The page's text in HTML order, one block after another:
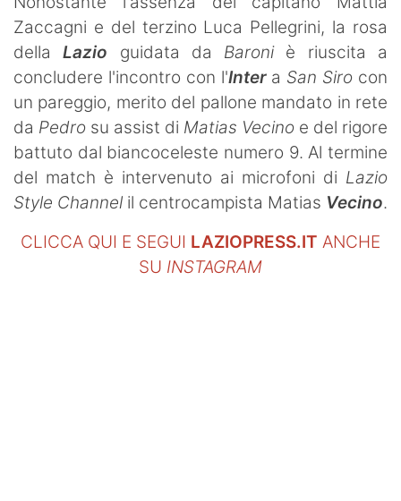
Zaccagni e del terzino Luca Pellegrini, la rosa
dellaLazio guidata da Baroniè riuscita a
concludere l'incontro con l'Intera San Siro con
un pareggio, merito del pallone mandato in rete
da Pedro su assist di Matias Vecino e del rigore
battuto dal biancoceleste numero 9. Al termine
del match è intervenuto ai microfoni di Lazio
Style Channel il centrocampista Matias Vecino.
CLICCA QUI E SEGUI LAZIOPRESS.IT ANCHE
SU INSTAGRAM